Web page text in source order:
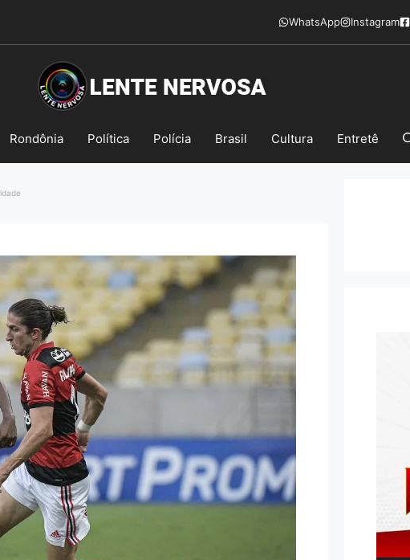
WhatsApp Instagram
Rondônia Política Polícia Brasil Cultura Entretê